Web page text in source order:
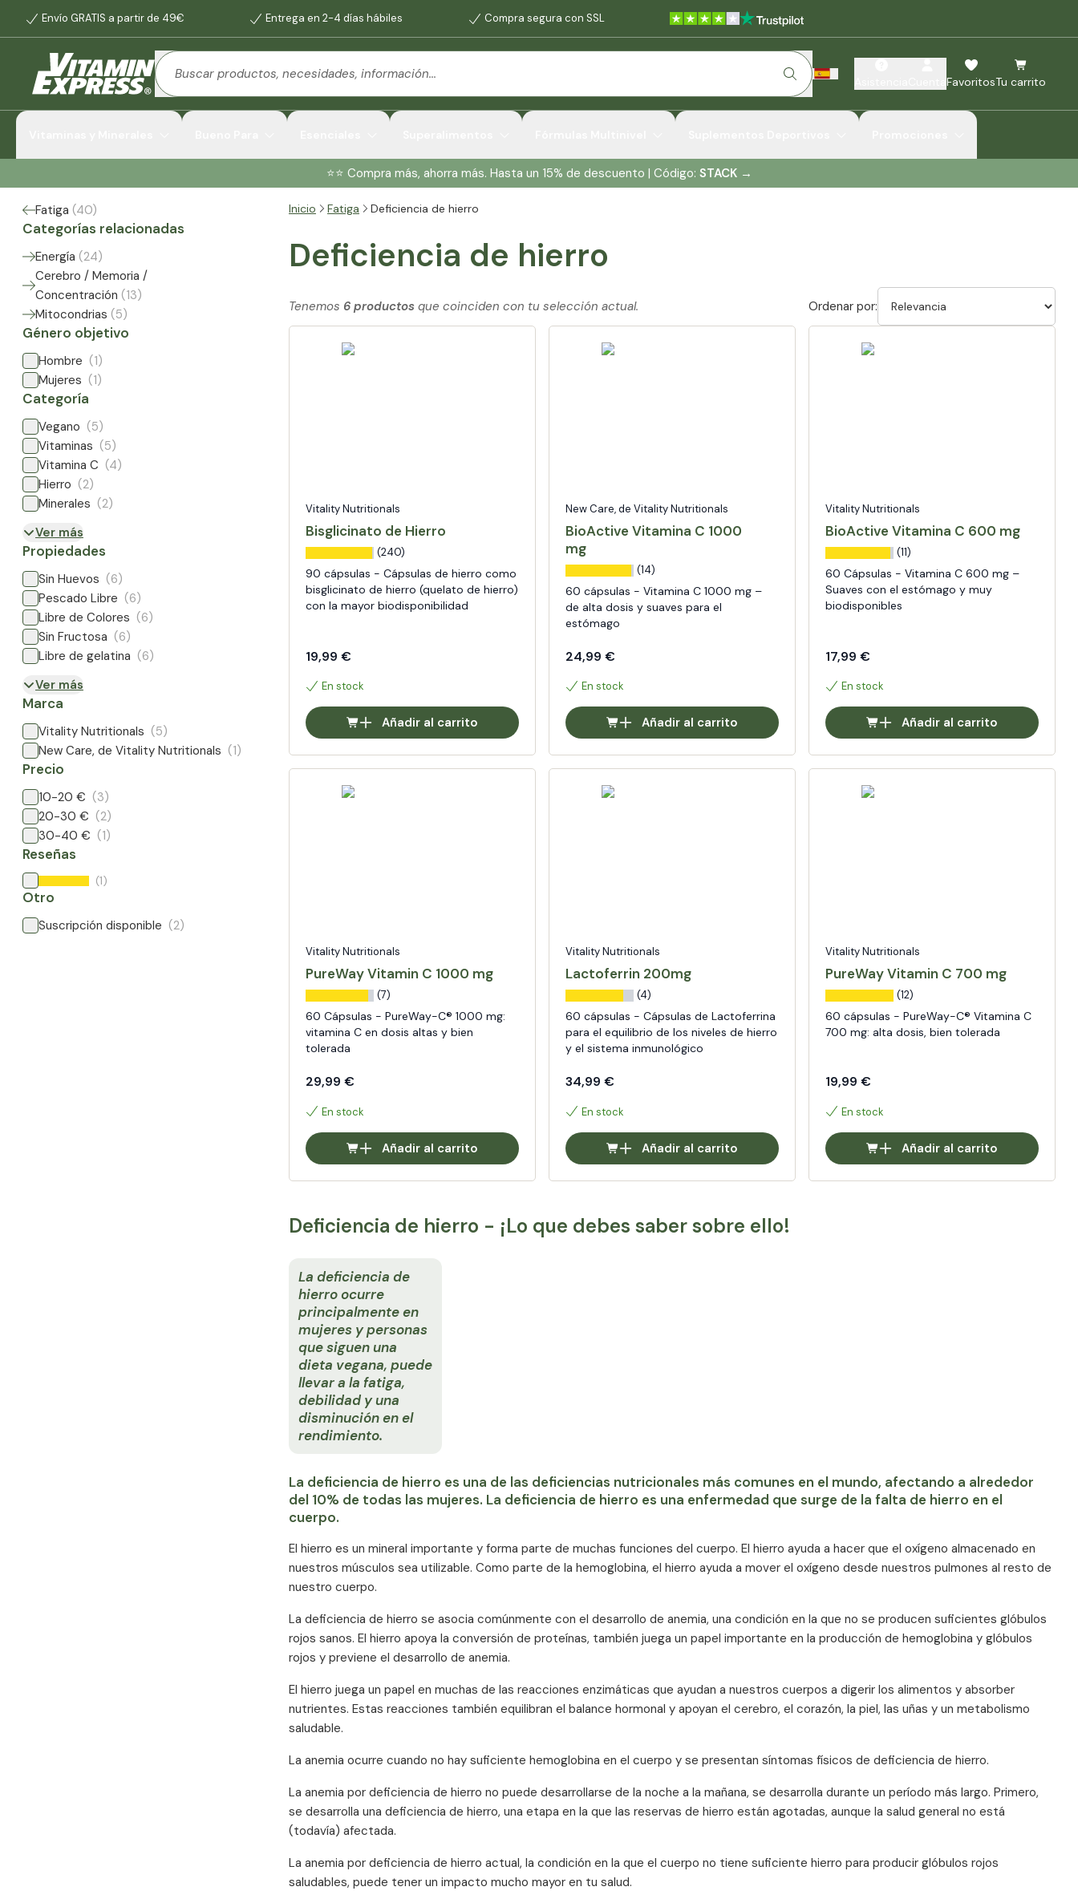
Envío GRATIS a partir de 49€ Entrega en 2-4 días hábiles Compra segura con SSL
FavoritosTu carrito
⭐️⭐️ Compra más, ahorra más. Hasta un 15% de descuento | Código: STACK→
Fatiga (40)
Categorías relacionadas
Energía (24)
Cerebro / Memoria /
Concentración (13)
Mitocondrias (5)
Género objetivo
Hombre (1)
Mujeres (1)
Categoría
Vegano (5)
Vitaminas (5)
Vitamina C (4)
Hierro (2)
Minerales (2)
Ver más
Propiedades
Sin Huevos (6)
Pescado Libre (6)
Libre de Colores (6)
Sin Fructosa (6)
Libre de gelatina (6)
Ver más
Marca
Vitality Nutritionals (5)
New Care, de Vitality Nutritionals (1)
Precio
10-20 € (3)
20-30 € (2)
30-40 € (1)
Reseñas
(1)
Otro
Suscripción disponible (2)
Inicio Fatiga Deficiencia de hierro
Deficiencia de hierro
Tenemos 6 productos que coinciden con tu selección actual. Ordenar por:
Vitality Nutritionals
Bisglicinato de Hierro
(240)
90 cápsulas - Cápsulas de hierro como
bisglicinato de hierro (quelato de hierro)
con la mayor biodisponibilidad
19,99 €
En stock
Añadir al carrito
New Care, de Vitality Nutritionals
BioActive Vitamina C 1000
mg
(14)
60 cápsulas - Vitamina C 1000 mg –
de alta dosis y suaves para el
estómago
24,99 €
En stock
Añadir al carrito
Vitality Nutritionals
BioActive Vitamina C 600 mg
(11)
60 Cápsulas - Vitamina C 600 mg –
Suaves con el estómago y muy
biodisponibles
17,99 €
En stock
Añadir al carrito
Vitality Nutritionals
PureWay Vitamin C 1000 mg
(7)
60 Cápsulas - PureWay-C® 1000 mg:
vitamina C en dosis altas y bien
tolerada
29,99 €
En stock
Añadir al carrito
Vitality Nutritionals
Lactoferrin 200mg
(4)
60 cápsulas - Cápsulas de Lactoferrina
para el equilibrio de los niveles de hierro
y el sistema inmunológico
34,99 €
En stock
Añadir al carrito
Vitality Nutritionals
PureWay Vitamin C 700 mg
(12)
60 cápsulas - PureWay-C® Vitamina C
700 mg: alta dosis, bien tolerada
19,99 €
En stock
Añadir al carrito
Deficiencia de hierro - ¡Lo que debes saber sobre ello!
La deficiencia de
hierro ocurre
principalmente en
mujeres y personas
que siguen una
dieta vegana, puede
llevar a la fatiga,
debilidad y una
disminución en el
rendimiento.
La deficiencia de hierro es una de las deficiencias nutricionales más comunes en el mundo, afectando a alrededor
del 10% de todas las mujeres. La deficiencia de hierro es una enfermedad que surge de la falta de hierro en el
cuerpo.
El hierro es un mineral importante y forma parte de muchas funciones del cuerpo. El hierro ayuda a hacer que el oxígeno almacenado en
nuestros músculos sea utilizable. Como parte de la hemoglobina, el hierro ayuda a mover el oxígeno desde nuestros pulmones al resto de
nuestro cuerpo.
La deficiencia de hierro se asocia comúnmente con el desarrollo de anemia, una condición en la que no se producen suficientes glóbulos
rojos sanos. El hierro apoya la conversión de proteínas, también juega un papel importante en la producción de hemoglobina y glóbulos
rojos y previene el desarrollo de anemia.
El hierro juega un papel en muchas de las reacciones enzimáticas que ayudan a nuestros cuerpos a digerir los alimentos y absorber
nutrientes. Estas reacciones también equilibran el balance hormonal y apoyan el cerebro, el corazón, la piel, las uñas y un metabolismo
saludable.
La anemia ocurre cuando no hay suficiente hemoglobina en el cuerpo y se presentan síntomas físicos de deficiencia de hierro.
La anemia por deficiencia de hierro no puede desarrollarse de la noche a la mañana, se desarrolla durante un período más largo. Primero,
se desarrolla una deficiencia de hierro, una etapa en la que las reservas de hierro están agotadas, aunque la salud general no está
(todavía) afectada.
La anemia por deficiencia de hierro actual, la condición en la que el cuerpo no tiene suficiente hierro para producir glóbulos rojos
saludables, puede tener un impacto mucho mayor en tu salud.